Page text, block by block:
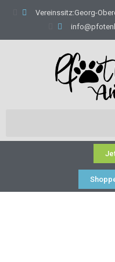
Vereinssitz:Georg-